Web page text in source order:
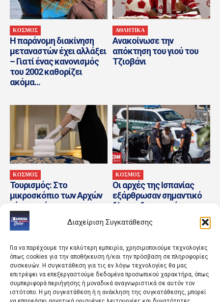
Διαχείριση Συγκατάθεσης
Για να παρέχουμε την καλύτερη εμπειρία, χρησιμοποιούμε τεχνολογίες
όπως cookies για την αποθήκευση ή/και την πρόσβαση σε πληροφορίες
συσκευών. Η συγκατάθεση για τις εν λόγω τεχνολογίες θα μας
επιτρέψει να επεξεργαστούμε δεδομένα προσωπικού χαρακτήρα, όπως
συμπεριφορά περιήγησης ή μοναδικά αναγνωριστικά σε αυτόν τον
ιστότοπο. Η μη συγκατάθεση ή η ανάκληση της συγκατάθεσης, μπορεί
ΚΟΣΜΟΣ
Η παράνομη διακίνηση
μεταναστών έχει αλλάξει
– Γιατί ένας κανονισμός
του 2002 καθορίζει
ακόμα...
ΑΘΛΗΤΙΚΑ
Ανακοίνωσε την
απόκτηση του γιού του
Τζιοβάνι
ΚΟΣΜΟΣ
Τουρισμός: Στο
μικροσκόπιο των Αρχών
νέα «πατέντα» των
εργοδοτών με την
Ψηφιακή Κάρτα Εργασίας
ΚΟΣΜΟΣ
Οι αρχές της Ισπανίας
εξάρθρωσαν σημαντικό
δίκτυο διακινητών στη
Μεσόγειο